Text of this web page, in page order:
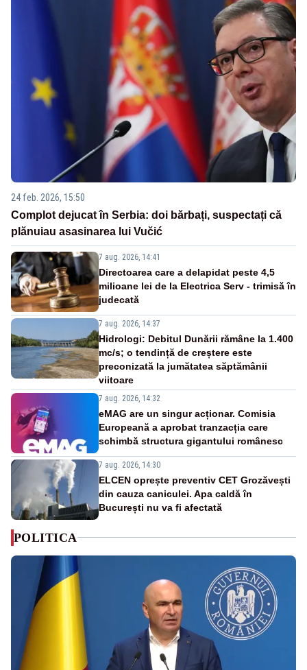
24 feb. 2026, 15:50
Complot dejucat în Serbia: doi bărbați, suspectați că
plănuiau asasinarea lui Vučić
7 aug. 2026, 14:41
Directoarea care a delapidat peste 4,5
milioane lei de la Electrica Serv - trimisă în
judecată
7 aug. 2026, 14:37
Hidrologi: Debitul Dunării rămâne la 1.400
mc/s; o tendință de creștere este
preconizată la jumătatea săptămânii
viitoare
7 aug. 2026, 14:32
eMAG are un singur acționar. Comisia
Europeană a aprobat tranzacția care
schimbă structura gigantului românesc
7 aug. 2026, 14:30
ELCEN oprește preventiv CET Grozăvești
din cauza caniculei. Apa caldă în
București nu va fi afectată
POLITICA